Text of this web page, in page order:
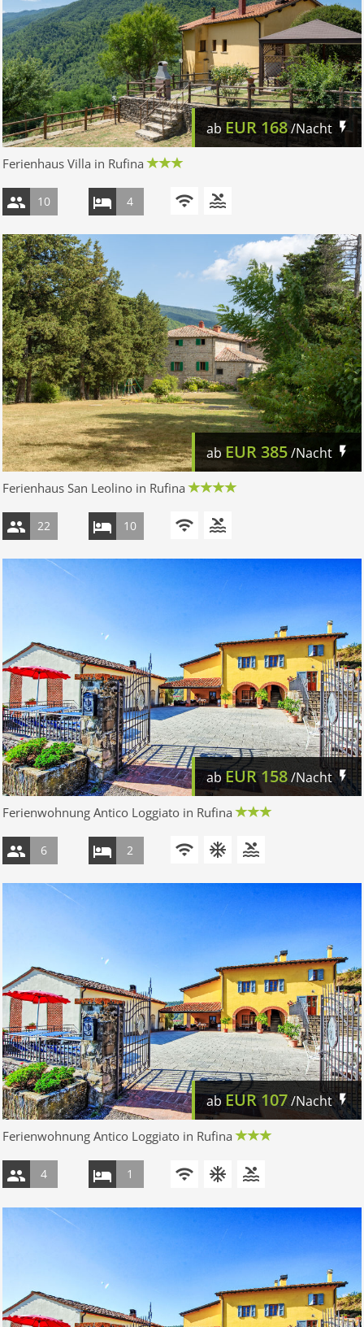
abEUR 168/Nacht
Ferienhaus Villa in Rufina
10 4
ab EUR385/Nacht
Ferienhaus San Leolino in Rufina
22 10
abEUR 158/Nacht
Ferienwohnung Antico Loggiato in Rufina
6 2
abEUR 107/Nacht
Ferienwohnung Antico Loggiato in Rufina
4 1